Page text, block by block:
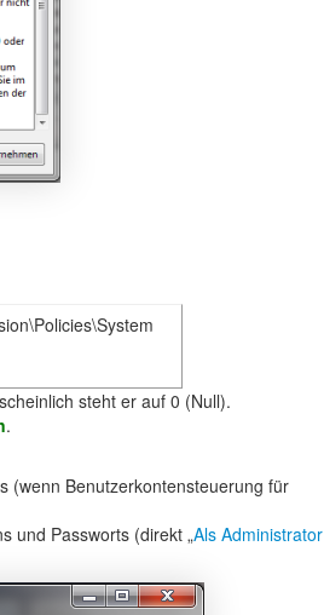
steht er auf 0 (Null).
.
(wenn Benutzerkontensteuerung für
und Passworts (direkt „Als Administrator